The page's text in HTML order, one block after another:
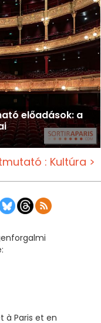
előadások: a
: Kultúra >
à Paris et en